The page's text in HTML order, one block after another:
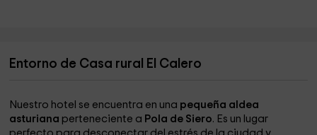
Entorno de Casa rural El Calero
Nuestro hotel se encuentra en una pequeña aldea
asturiana perteneciente a Pola de Siero. Es un lugar